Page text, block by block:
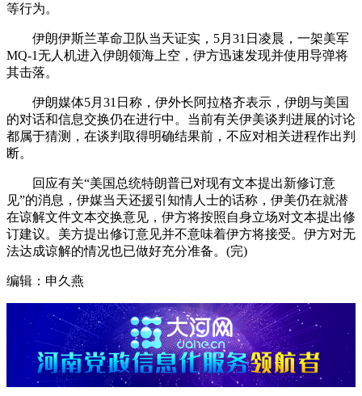
等行为。
伊朗伊斯兰革命卫队当天证实，5月31日凌晨，一架美军
MQ-1无人机进入伊朗领海上空，伊方迅速发现并使用导弹将
其击落。
伊朗媒体5月31日称，伊外长阿拉格齐表示，伊朗与美国
的对话和信息交换仍在进行中。当前有关伊美谈判进展的讨论
都属于猜测，在谈判取得明确结果前，不应对相关进程作出判
断。
回应有关“美国总统特朗普已对现有文本提出新修订意
见”的消息，伊媒当天还援引知情人士的话称，伊美仍在就潜
在谅解文件文本交换意见，伊方将按照自身立场对文本提出修
订建议。美方提出修订意见并不意味着伊方将接受。伊方对无
法达成谅解的情况也已做好充分准备。(完)
编辑：申久燕